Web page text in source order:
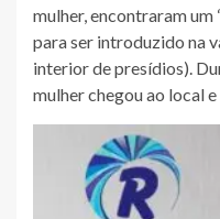
mulher, encontraram um
para ser introduzido na
interior de presídios).
mulher chegou ao local